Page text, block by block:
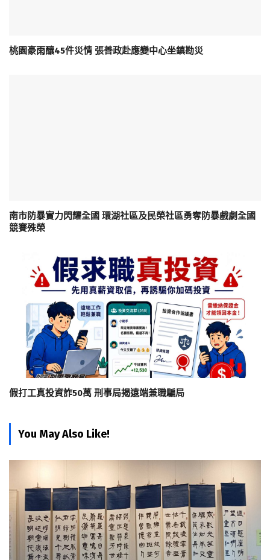
桃園豪雨釀45件災情 張善政赴應變中心坐鎮勘災
南市防暴實力閃耀全國 環湖社區及民榮社區勇奪防暴戲劇全國
競賽殊榮
假打工真投資詐50萬 刑事局揭遠端兼職騙局
You May Also Like!